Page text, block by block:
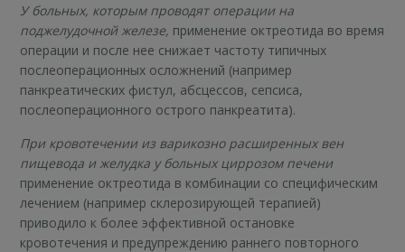
У больных, которым проводят операции на
поджелудочной железе, применение октреотида во время
операции и после нее снижает частоту типичных
послеоперационных осложнений (например
панкреатических фистул, абсцессов, сепсиса,
послеоперационного острого панкреатита).
При кровотечении из варикозно расширенных вен
пищевода и желудка у больных циррозом печени
применение октреотида в комбинации со специфическим
лечением (например склерозирующей терапией)
приводило к более эффективной остановке
кровотечения и предупреждению раннего повторного